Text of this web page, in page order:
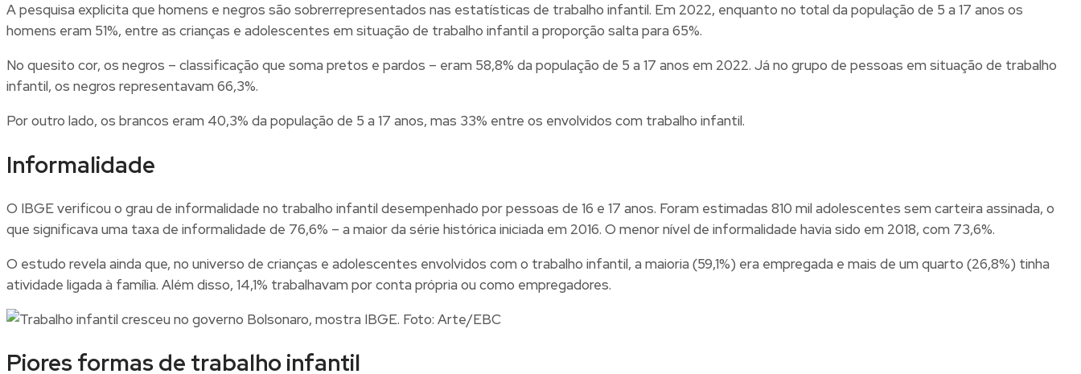
A pesquisa explicita que homens e negros são sobrerrepresentados nas estatísticas de trabalho infantil. Em 2022, enquanto no total da população de 5 a 17 anos os
homens eram 51%, entre as crianças e adolescentes em situação de trabalho infantil a proporção salta para 65%.
No quesito cor, os negros – classificação que soma pretos e pardos – eram 58,8% da população de 5 a 17 anos em 2022. Já no grupo de pessoas em situação de trabalho
infantil, os negros representavam 66,3%.
Por outro lado, os brancos eram 40,3% da população de 5 a 17 anos, mas 33% entre os envolvidos com trabalho infantil.
Informalidade
O IBGE verificou o grau de informalidade no trabalho infantil desempenhado por pessoas de 16 e 17 anos. Foram estimadas 810 mil adolescentes sem carteira assinada, o
que significava uma taxa de informalidade de 76,6% – a maior da série histórica iniciada em 2016. O menor nível de informalidade havia sido em 2018, com 73,6%.
O estudo revela ainda que, no universo de crianças e adolescentes envolvidos com o trabalho infantil, a maioria (59,1%) era empregada e mais de um quarto (26,8%) tinha
atividade ligada à família. Além disso, 14,1% trabalhavam por conta própria ou como empregadores.
Piores formas de trabalho infantil